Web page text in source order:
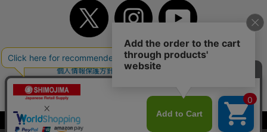
当サイトはクッキー（Cookie）を使用しています。Cookieの使用に同意いた
TOP 初めてご利用のお客様へ ご利用案内
ご利用規約
個人情報保護方針
特定商取引法
よくあるご質問
サイトマップ
WEBカタログ 英語版TOP
Copyright© 2018 SHIMOJIMA Co.,Ltd. All Rights Reserved.